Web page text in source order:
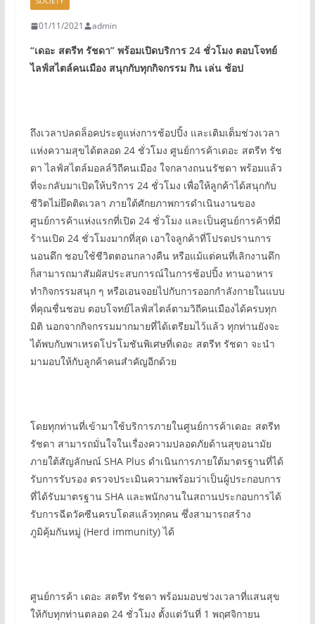
01/11/2021 admin
“เดอะ สตรีท รัชดา” พร้อมเปิดบริการ 24ชั่วโมง ตอบโจทย์
ไลฟ์สไตล์คนเมือง สนุกกับทุกกิจกรรม กิน เล่น ช้อป
ถึงเวลาปลดล็อคประตูแห่งการช้อปปิ้ง และเติมเต็มช่วงเวลา
แห่งความสุขได้ตลอด 24 ชั่วโมง ศูนย์การค้าเดอะ สตรีท รัช
ดา ไลฟ์สไตล์มอลล์วิถีคนเมือง ใจกลางถนนรัชดา พร้อมแล้ว
ที่จะกลับมาเปิดให้บริการ 24 ชั่วโมง เพื่อให้ลูกค้าได้สนุกกับ
ชีวิตไม่ยึดติดเวลา ภายใต้ศักยภาพการดำเนินงานของ
ศูนย์การค้าแห่งแรกที่เปิด 24 ชั่วโมง และเป็นศูนย์การค้าที่มี
ร้านเปิด 24 ชั่วโมงมากที่สุด เอาใจลูกค้าที่โปรดปรานการ
นอนดึก ชอบใช้ชีวิตตอนกลางคืน หรือแม้แต่คนที่เลิกงานดึก
ก็สามารถมาสัมผัสประสบการณ์ในการช้อปปิ้ง ทานอาหาร
ทำกิจกรรมสนุก ๆ หรือเอนจอยไปกับการออกกำลังกายในแบบ
ที่คุณชื่นชอบ ตอบโจทย์ไลฟ์สไตล์ตามวิถีคนเมืองได้ครบทุก
มิติ นอกจากกิจกรรมมากมายที่ได้เตรียมไว้แล้ว ทุกท่านยังจะ
ได้พบกับพาเหรดโปรโมชันพิเศษที่เดอะ สตรีท รัชดา จะนำ
มามอบให้กับลูกค้าคนสำคัญอีกด้วย
โดยทุกท่านที่เข้ามาใช้บริการภายในศูนย์การค้าเดอะ สตรีท
รัชดา สามารถมั่นใจในเรื่องความปลอดภัยด้านสุขอนามัย
ภายใต้สัญลักษณ์ SHA Plus ดำเนินการภายใต้มาตรฐานที่ได้
รับการรับรอง ตรวจประเมินความพร้อมว่าเป็นผู้ประกอบการ
ที่ได้รับมาตรฐาน SHA และพนักงานในสถานประกอบการได้
รับการฉีดวัคซีนครบโดสแล้วทุกคน ซึ่งสามารถสร้าง
ภูมิคุ้มกันหมู่ (Herd immunity) ได้
ศูนย์การค้า เดอะ สตรีท รัชดา พร้อมมอบช่วงเวลาที่แสนสุข
ให้กับทุกท่านตลอด 24 ชั่วโมง ตั้งแต่วันที่ 1 พฤศจิกายน